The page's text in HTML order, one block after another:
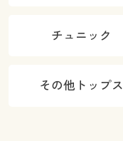
チュニック
その他トップス